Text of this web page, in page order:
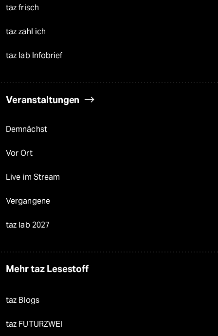
taz frisch
taz zahl ich
taz lab Infobrief
Veranstaltungen
Demnächst
Vor Ort
Live im Stream
Vergangene
taz lab 2027
Mehr taz Lesestoff
taz Blogs
taz FUTURZWEI